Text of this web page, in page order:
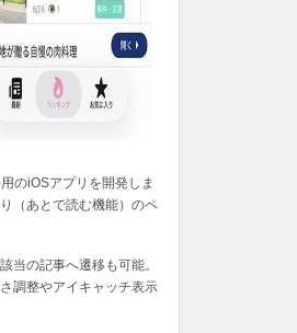
のiOSアプリを開発しま
（あとで読む機能）のペ
当の記事へ遷移も可能。
調整やアイキャッチ表示